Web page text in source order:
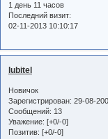
1 день 11 часов
Последний визит:
02-11-2013 10:10:17
lubitel
Новичок
Зарегистрирован: 29-08-
Сообщений: 13
Уважение: [+0/-0]
Позитив: [+0/-0]